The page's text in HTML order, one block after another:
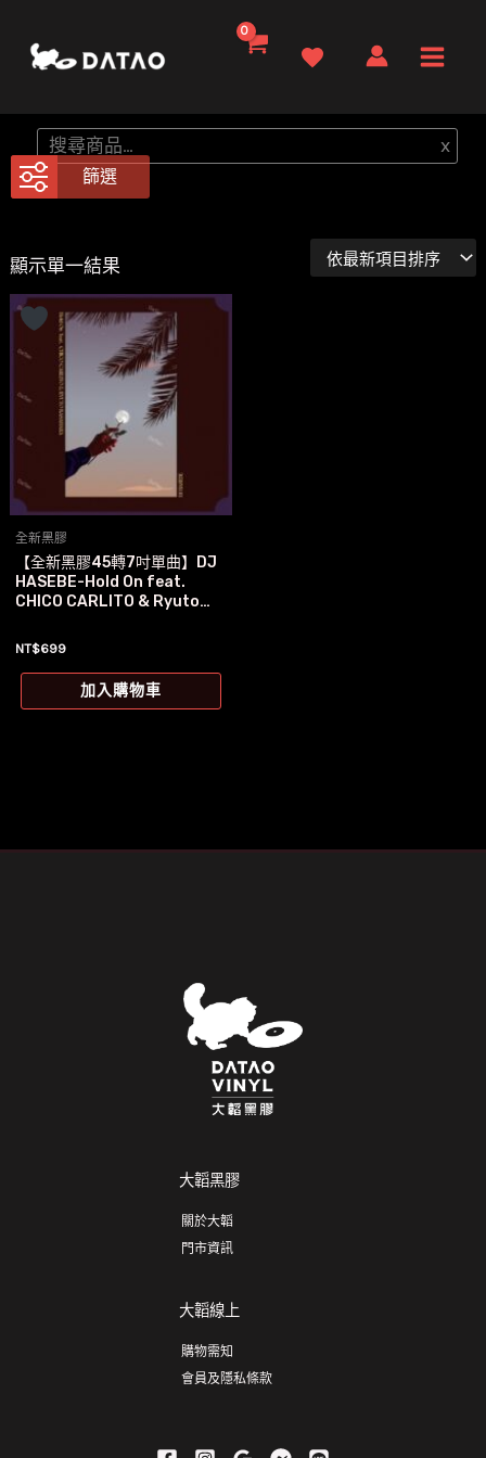
要
內
Menu
搜
尋
x
篩選
顯示單一結果
全新黑膠
【全新黑膠45轉7吋單曲】DJ
HASEBE-Hold On feat.
CHICO CARLITO & Ryuto…
NT$699
加入購物車
大韜黑膠
關於大韜
門市資訊
大韜線上
購物需知
會員及隱私條款